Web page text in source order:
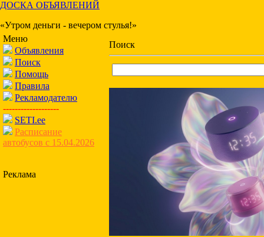
ДОСКА ОБЪЯВЛЕНИЙ
«Утром деньги - вечером стулья!»
Меню
Объявления
Поиск
Помощь
Правила
Рекламодателю
-------------------
SETI.ee
Расписание
автобусов с 15.04.2026
Реклама
Поиск